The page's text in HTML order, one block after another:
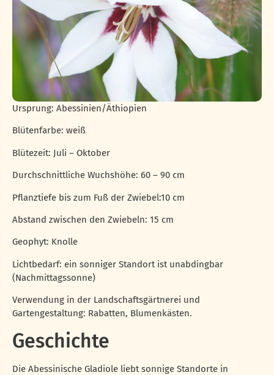
Ursprung: Abessinien/Äthiopien
Blütenfarbe: weiß
Blütezeit: Juli – Oktober
Durchschnittliche Wuchshöhe: 60 – 90 cm
Pflanztiefe bis zum Fuß der Zwiebel:10 cm
Abstand zwischen den Zwiebeln: 15 cm
Geophyt: Knolle
Lichtbedarf: ein sonniger Standort ist unabdingbar
(Nachmittagssonne)
Verwendung in der Landschaftsgärtnerei und
Gartengestaltung: Rabatten, Blumenkästen.
Geschichte
Die Abessinische Gladiole liebt sonnige Standorte in